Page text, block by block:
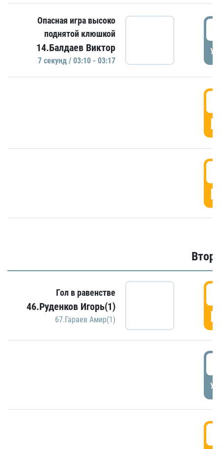
Опасная игра высоко
поднятой клюшкой
14.Балдаев Виктор
7 секунд / 03:10 - 03:17
Гол в равенстве
46.Руденков Игорь(1)
67.Гараев Амир(1)